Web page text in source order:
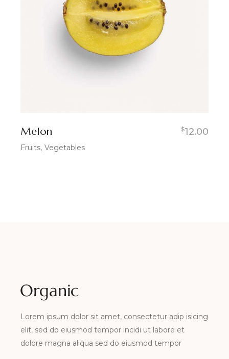
Melon $12.00
Fruits Vegetables
Lorem ipsum dolor sit amet, consectetur adip isicing
elit, sed do eiusmod tempor incidi ut labore et
dolore magna aliqua sed do eiusmod tempor